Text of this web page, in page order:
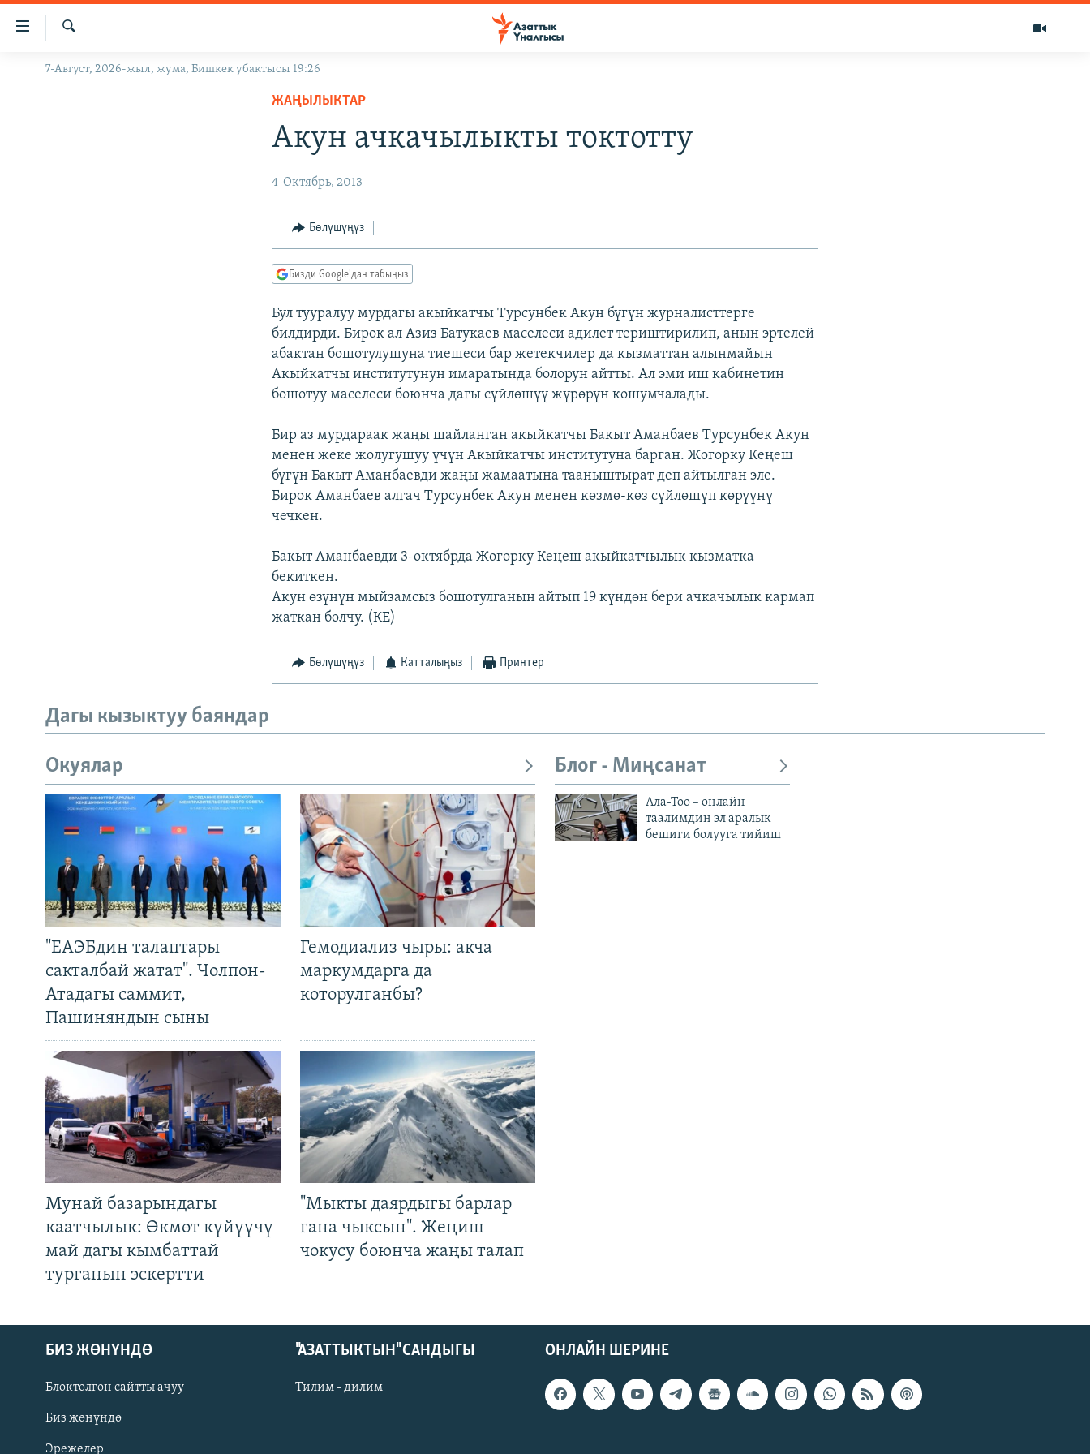
Линктер
Мазмунга
Навигацияга
ЖАҢЫЛЫКТАР
Русский
Издөө
7-Август, 2026-жыл, жума, Бишкек убактысы 19:26
ЖАҢЫЛЫКТАР
Акун ачкачылыкты токтотту
4-Октябрь, 2013
Бөлүшүңүз
Бизди Google'дан табыңыз
Бул тууралуу мурдагы акыйкатчы Турсунбек Акун бүгүн журналисттерге
билдирди. Бирок ал Азиз Батукаев маселеси адилет териштирилип, анын эртелей
абактан бошотулушуна тиешеси бар жетекчилер да кызматтан алынмайын
Акыйкатчы институтунун имаратында болорун айтты. Ал эми иш кабинетин
бошотуу маселеси боюнча дагы сүйлөшүү жүрөрүн кошумчалады.
Бир аз мурдараак жаңы шайланган акыйкатчы Бакыт Аманбаев Турсунбек Акун
менен жеке жолугушуу үчүн Акыйкатчы институтуна барган. Жогорку Кеңеш
бүгүн Бакыт Аманбаевди жаңы жамаатына тааныштырат деп айтылган эле.
Бирок Аманбаев алгач Турсунбек Акун менен көзмө-көз сүйлөшүп көрүүнү
чечкен.
Бакыт Аманбаевди 3-октябрда Жогорку Кеңеш акыйкатчылык кызматка
бекиткен.
Акун өзүнүн мыйзамсыз бошотулганын айтып 19 күндөн бери ачкачылык кармап
жаткан болчу. (КЕ)
Бөлүшүңүз Катталыңыз Принтер
Дагы кызыктуу баяндар
Окуялар
"ЕАЭБдин талаптары
сакталбай жатат". Чолпон-
Атадагы саммит,
Пашиняндын сыны
Гемодиализ чыры: акча
маркумдарга да
которулганбы?
Мунай базарындагы
каатчылык: Өкмөт күйүүчү
май дагы кымбаттай
турганын эскертти
"Мыкты даярдыгы барлар
гана чыксын". Жеңиш
чокусу боюнча жаңы талап
Блог - Миңсанат
Ала-Тоо – онлайн
таалимдин эл аралык
бешиги болууга тийиш
ОНЛАЙН ШЕРИНЕ
БИЗ ЖӨНҮНДӨ
Блоктолгон сайтты ачуу
Биз жөнүндө
Эрежелер
"АЗАТТЫКТЫН" САНДЫГЫ
Тилим - дилим